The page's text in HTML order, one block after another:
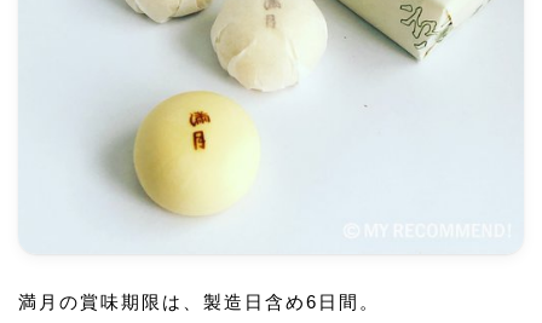
満月の賞味期限は、製造日含め6日間。